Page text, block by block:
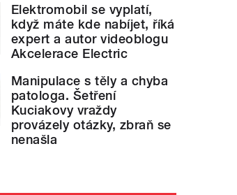
Elektromobil se vyplatí,
když máte kde nabíjet, říká
expert a autor videoblogu
Akcelerace Electric
Manipulace s těly a chyba
patologa. Šetření
Kuciakovy vraždy
provázely otázky, zbraň se
nenašla